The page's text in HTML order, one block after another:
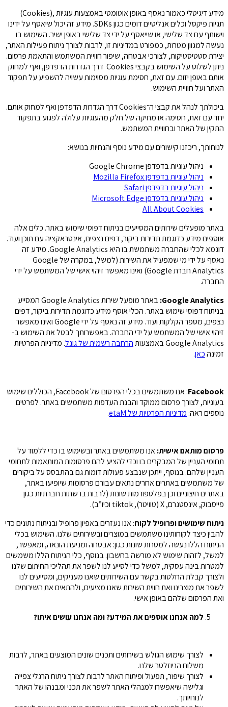
מידע דיגיטלי כאמור נאסף באופן אוטומטי באמצעות עוגיות ,(Cookies)
תגיות פיקסל וכלים אנליטיים דומים כגון SDKs. מידע זה יכול שיאסף על ידינו
וישותף עם צד שלישי, או שייאסף על ידי צד שלישי באופן ישיר. השימוש בו
נעשה למגוון מטרות, כמפורט במדיניות זו, לרבות לצורך ניתוח פעילות האתר,
יצירת סטטיסטיקות, לצורכי אבטחה, שיפור חוויית המשתמש והתאמת פרסום.
ניתן לשלוט על השימוש בקבצי Cookies דרך הגדרות הדפדפן, ואף למחוק
אותם באופן יזום. עם זאת, חסימת עוגיות מסוימות עשויה להשפיע על תפקוד
האתר ועל חוויית השימוש.
ביכולתך לנהל את קבצי ה־Cookies דרך הגדרות הדפדפן ואף למחוק אותם.
יחד עם זאת, חסימה או מחיקה של חלק מהעוגיות עלולה לפגוע בתפקוד
התקין של האתר ובחוויית המשתמש.
לנוחותך, ריכזנו קישורים עם מידע נוסף והנחיות בנושא:
ניהול עוגיות בדפדפן Google Chrome
ניהול עוגיות בדפדפן Mozilla Firefox
ניהול עוגיות בדפדפן Safari
ניהול עוגיות בדפדפן Microsoft Edge
All About Cookies
באתר מופעלים שירותים המסייעים בניתוח דפוסי שימוש באתר. כלים אלה
אוספים מידע כדוגמת תדירות ביקור, דפים נצפים, אינטראקציה עם תוכן ועוד.
דוגמא לכלי שהחברה משתמשת בו היא Google Analytics. מידע זה
נאסף על ידי מי שמפעיל את השירות (למשל, במקרה של Google
Analytics חברת Google) ואינו מאפשר זיהוי אישי של המשתמש על ידי
החברה.
Google Analytics
:
באתר מופעל שירות Google Analytics המסייע
בניתוח דפוסי שימוש באתר. הכלי אוסף מידע כדוגמת תדירות ביקור, דפים
נצפים, מספר הקלקות ועוד. מידע זה נאסף על ידי Google ואינו מאפשר
זיהוי אישי של המשתמש על ידי החברה. באפשרותך לבטל את השימוש ב-
Google Analytics באמצעות
הרחבה רשמית של גוגל. מדיניות הפרטיות
זמינהכאן.
Facebook
: אנו משתמשים בכלי הפרסום של Facebook, הכוללים שימוש
בעוגיות, לצורך פרסום ממוקד והבנת העדפות משתמשים באתר. לפרטים
נוספים ראה: מדיניות הפרטיות של etaM .
פרסום מותאם אישית:אנו משתמשים באתר ובשימוש בו כדי ללמוד על
תחומי העניין של המבקרים בו וכדי להציע להם פרסומות המותאמות לתחומי
העניין שלהם. בנוסף, ייתכן שנבצע פעולות דומות גם בהתבסס על ביקורים
של משתמשים באתרים אחרים נתאים עבורם פרסומות שיופיעו באתר,
באתרים חיצוניים וכן בפלטפורמות שונות (לרבות ברשתות חברתיות כגון
פייסבוק, אינסטגרם, X (טוויטר), tiktok וכיו”ב).
ניתוח שימושים ופרופיל לקוח: אנו נעזרים באפיון פרופיל ובניתוח נתונים כדי
להבין כיצד לקוחותינו משתמשים במוצרים ובשירותים שלנו. השימוש בכלי
הניתוח הללו נעשה למטרות שונות כגון: אבטחה ומניעת הונאה, ומאפשר,
למשל, לזהות שימוש לא מורשה בחשבון. בנוסף, כלי הניתוח הללו משמשים
למטרות בינה עסקית, למשל כדי לסייע לנו לשפר את תהליכי החיתום שלנו
ולצורך קבלת החלטות בקשר עם השירותים שאנו מעניקים, ומסייעים לנו
לשפר את מוצרינו ואת חווית השירות שאנו מציעים, ולהתאים את השירותים
ואת הפרסום שלהם באופן אישי.
למה אנחנו אוספים את המידע? ומה אנחנו עושים איתו?
לצורך שימוש הגולש בשירותים ותכנים שונים המוצעים באתר, לרבות
משלוח הניוזלטר שלנו.
לצורך שיפור, תפעול ופיתוח האתר לרבות לצורך ניתוח הרגלי צפייה
וגלישה שיאפשרו למנהלי האתר לשפר את תכני ומבנהו של האתר
לנוחיותך.